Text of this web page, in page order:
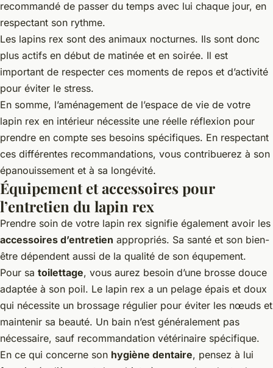
recommandé de passer du temps avec lui chaque jour, en
respectant son rythme.
Les lapins rex sont des animaux nocturnes. Ils sont donc
plus actifs en début de matinée et en soirée. Il est
important de respecter ces moments de repos et d’activité
pour éviter le stress.
En somme, l’aménagement de l’espace de vie de votre
lapin rex en intérieur nécessite une réelle réflexion pour
prendre en compte ses besoins spécifiques. En respectant
ces différentes recommandations, vous contribuerez à son
épanouissement et à sa longévité.
Équipement et accessoires pour
l’entretien du lapin rex
Prendre soin de votre lapin rex signifie également avoir les
accessoires d’entretien appropriés. Sa santé et son bien-
être dépendent aussi de la qualité de son équpement.
Pour sa toilettage, vous aurez besoin d’une brosse douce
adaptée à son poil. Le lapin rex a un pelage épais et doux
qui nécessite un brossage régulier pour éviter les nœuds et
maintenir sa beauté. Un bain n’est généralement pas
nécessaire, sauf recommandation vétérinaire spécifique.
En ce qui concerne son hygiène dentaire, pensez à lui